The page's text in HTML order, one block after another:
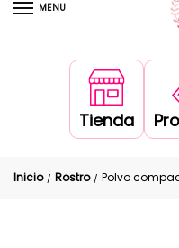
MENU
Tienda
Inicio / Rostro / Polvo